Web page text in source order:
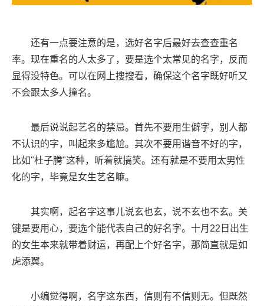
还有一点要注意的是，选好名字后最好去查查重名
率。现在重名的人太多了，要是选个太常见的名字，反而
显得没特色。可以在网上搜搜看，确保这个名字既好听又
不会跟太多人撞名。
最后说说起艺名的禁忌。首先不要用生僻字，别人都
不认识的字，叫起来多尴尬。其次不要用谐音不好的字，
比如"杜子腾"这种，听着就搞笑。还有就是不要用太男性
化的字，毕竟是女生艺名嘛。
其实啊，起名字这事儿说玄也玄，说不玄也不玄。关
键是要用心，要选个能代表自己的好名字。十月22日出生
的女生本来就带着财运，再配上个好名字，那简直就是如
虎添翼。
小编觉得啊，名字这东西，信则有不信则无。但既然